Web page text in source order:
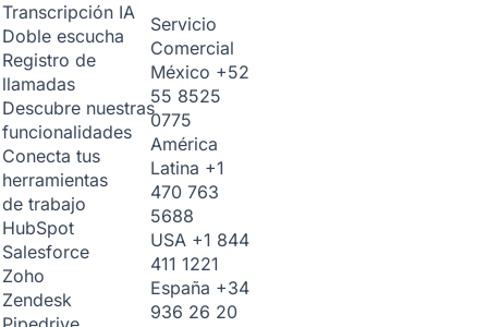
Transcripción IA
Doble escucha
Registro de
llamadas
Descubre nuestras
funcionalidades
Conecta tus
herramientas
de trabajo
HubSpot
Salesforce
Zoho
Zendesk
Servicio
Comercial
México +52
55 8525
0775
América
Latina +1
470 763
5688
USA +1 844
411 1221
España +34
936 26 20